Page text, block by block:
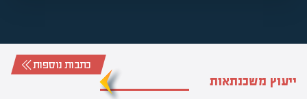
ייעוץ משכנתאות
כתבות נוספות